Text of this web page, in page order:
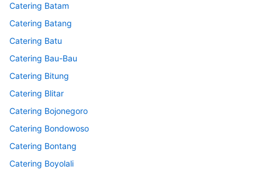
Catering Batam
Catering Batang
Catering Batu
Catering Bau-Bau
Catering Bitung
Catering Blitar
Catering Bojonegoro
Catering Bondowoso
Catering Bontang
Catering Boyolali